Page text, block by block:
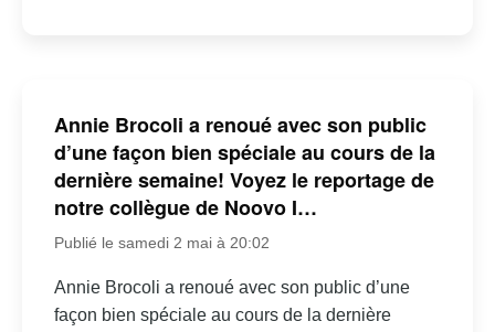
Annie Brocoli a renoué avec son public
d’une façon bien spéciale au cours de la
dernière semaine! Voyez le reportage de
notre collègue de Noovo I…
Publié le samedi 2 mai à 20:02
Annie Brocoli a renoué avec son public d’une
façon bien spéciale au cours de la dernière